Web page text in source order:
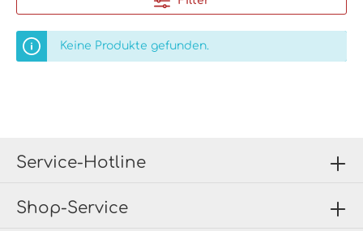
Keine Produkte gefunden.
Service-Hotline
Shop-Service